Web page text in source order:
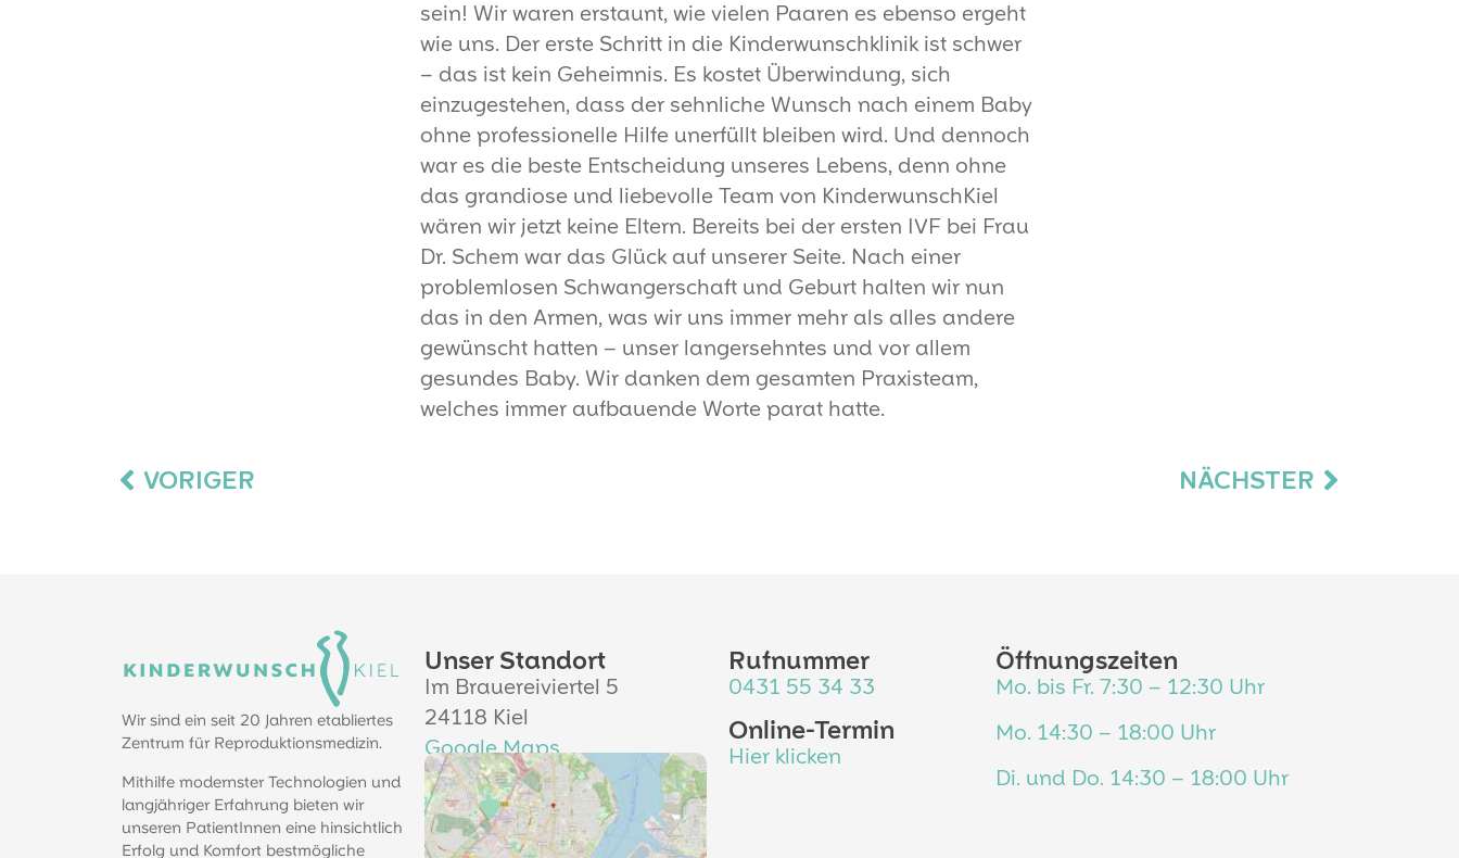
sein! Wir waren erstaunt, wie vielen Paaren es ebenso ergeht
wie uns. Der erste Schritt in die Kinderwunschklinik ist schwer
– das ist kein Geheimnis. Es kostet Überwindung, sich
einzugestehen, dass der sehnliche Wunsch nach einem Baby
ohne professionelle Hilfe unerfüllt bleiben wird. Und dennoch
war es die beste Entscheidung unseres Lebens, denn ohne
das grandiose und liebevolle Team von KinderwunschKiel
wären wir jetzt keine Eltern. Bereits bei der ersten IVF bei Frau
Dr. Schem war das Glück auf unserer Seite. Nach einer
problemlosen Schwangerschaft und Geburt halten wir nun
das in den Armen, was wir uns immer mehr als alles andere
gewünscht hatten – unser langersehntes und vor allem
gesundes Baby. Wir danken dem gesamten Praxisteam,
welches immer aufbauende Worte parat hatte.
VORIGER NÄCHSTER
Wir sind ein seit 20 Jahren etabliertes
Zentrum für Reproduktionsmedizin.
Mithilfe modernster Technologien und
langjähriger Erfahrung bieten wir
unseren PatientInnen eine hinsichtlich
Erfolg und Komfort bestmögliche
Unser Standort
Im Brauereiviertel 5
24118 Kiel
Google Maps
Rufnummer
0431 55 34 33
Online-Termin
Hier klicken
Öffnungszeiten
Mo. bis Fr. 7:30 – 12:30 Uhr
Mo. 14:30 – 18:00 Uhr
Di. und Do. 14:30 – 18:00 Uhr